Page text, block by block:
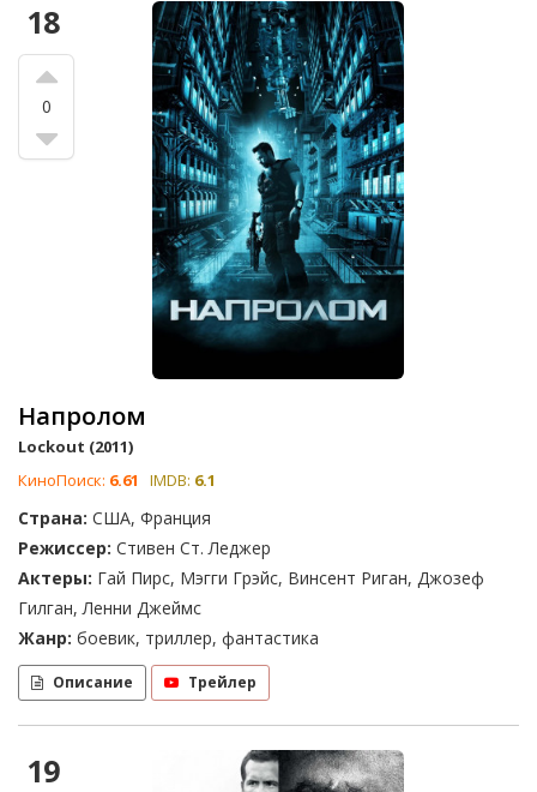
18
0
Напролом
Lockout (2011)
КиноПоиск: 6.61 IMDB: 6.1
Страна: США, Франция
Режиссер: Стивен Ст. Леджер
Актеры: Гай Пирс, Мэгги Грэйс, Винсент Риган, Джозеф
Гилган, Ленни Джеймс
Жанр: боевик, триллер, фантастика
Описание Трейлер
19